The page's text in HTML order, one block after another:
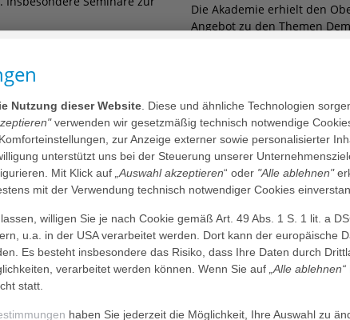
Heidel­berg –
Bundes­ministeriums für
Arbeit, Gesund­heit und
2025 feiert die
und der
ist für die
großem Wert: Profis aller im
Wissen und
sich in der AGAPLESION
Experten.
Die Akademie erhielt den
Angebot zu den Themen
International Training
entwickelt wurden,
Schulungen aller
bis zur Altenhilfe.
Aus den Anfängen mit
nären Basis­kurs Geriatrie“
Nutzung dieser Website . Diese und ähnliche Technologien
verwenden wir gesetzmäßig technisch notwendige
zur Anzeige externer sowie personalisierter
unterstützt uns bei der Steuerung unserer
Mit Klick auf „Auswahl akzeptieren“ oder "Alle ablehnen"
mit der Verwendung technisch notwendiger Cookies
willigen Sie je nach Cookie gemäß Art. 49 Abs. 1 S. 1 lit. a
u.a. in der USA verarbeitet werden. Dort kann der europäische
Es besteht insbesondere das Risiko, dass Ihre Daten durch
verarbeitet werden können. Wenn Sie auf „Alle ablehnen“
statt.
haben Sie jederzeit die Möglichkeit, Ihre Auswahl zu